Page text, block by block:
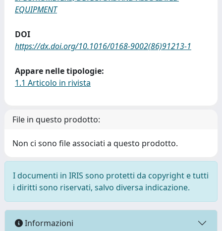
EQUIPMENT
DOI
https://dx.doi.org/10.1016/0168-9002(86)91213-1
Appare nelle tipologie:
1.1 Articolo in rivista
File in questo prodotto:
Non ci sono file associati a questo prodotto.
I documenti in IRIS sono protetti da copyright e tutti
i diritti sono riservati, salvo diversa indicazione.
Informazioni